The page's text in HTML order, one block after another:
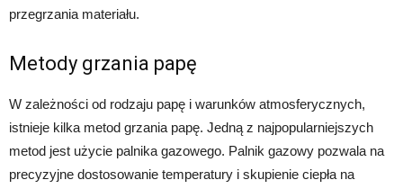
przegrzania materiału.
Metody grzania papę
W zależności od rodzaju papę i warunków atmosferycznych,
istnieje kilka metod grzania papę. Jedną z najpopularniejszych
metod jest użycie palnika gazowego. Palnik gazowy pozwala na
precyzyjne dostosowanie temperatury i skupienie ciepła na